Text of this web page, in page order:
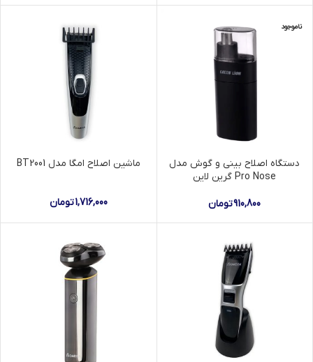
ناموجود
دستگاه اصلاح بینی و گوش مدل
Pro Nose گرین لاین
910,800تومان
ماشین اصلاح امگا مدل BT2001
1,716,000تومان